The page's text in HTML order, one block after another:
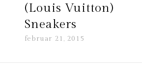
(Louis Vuitton)
Sneakers
februar 21, 2015